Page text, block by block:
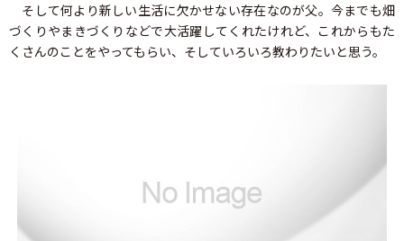
そして何より新しい生活に欠かせない存在なのが父。今までも畑
づくりやまきづくりなどで大活躍してくれたけれど、これからもた
くさんのことをやってもらい、そしていろいろ教わりたいと思う。